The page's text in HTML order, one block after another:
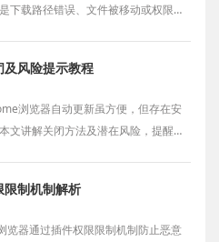
下载路径错误、文件被移动或权限限
风险提示教程
浏览器自动更新虽方便，但存在安
文讲解关闭方法及潜在风险，提醒用
制机制解析
览器通过插件权限限制机制防止恶意